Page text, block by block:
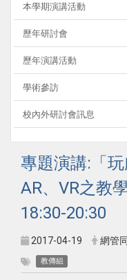
本學期演講活動
歷年研討會
歷年演講活動
學術參訪
校內外研討會訊息
專題演講:「
AR、VR之教
18:30-20:30
2017-04-19 網管
教傳組